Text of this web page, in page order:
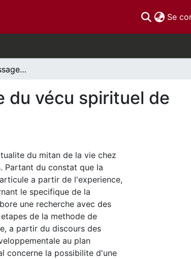
Se
Cinquantaine et passage spirituel : analyse du vécu spirituel de femmes de l'Outaouais.
du vécu spirituel de
du mitan de la vie chez
Partant du constat que la
a partir de l'experience,
le specifique de la
une recherche avec des
de la methode de
a partir du discours des
au plan
concerne la possibilite d'une